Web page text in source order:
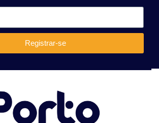
Registrar-se